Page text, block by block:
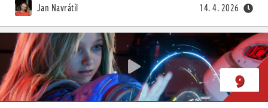
Jan Navrátil 14. 4. 2026
9